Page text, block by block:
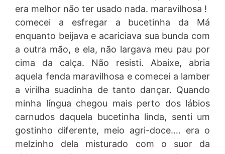
era melhor não ter usado nada. maravilhosa !
comecei a esfregar a bucetinha da Má
enquanto beijava e acariciava sua bunda com
a outra mão, e ela, não largava meu pau por
cima da calça. Não resisti. Abaixe, abria
aquela fenda maravilhosa e comecei a lamber
a virilha suadinha de tanto dançar. Quando
minha língua chegou mais perto dos lábios
carnudos daquela bucetinha linda, senti um
gostinho diferente, meio agri-doce…. era o
melzinho dela misturado com o suor da